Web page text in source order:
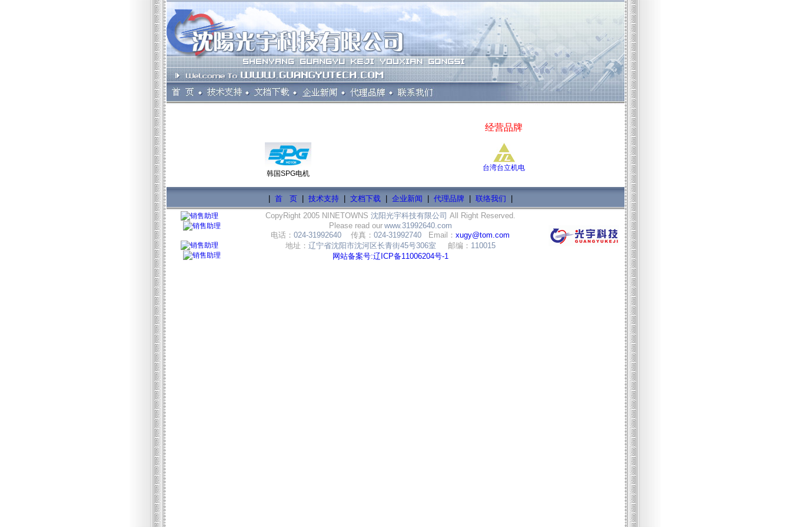
经营品牌
韩国SPG电机
台湾台立机电
首 页| 技术支持| 文档下载| 企业新闻 代理品牌 联络我们
CopyRight 2005 NINETOWNS 沈阳光宇科技有限公司 All Right Reserved.
Please read our www.31992640.com
电话： 024-31992640 传真： 024-31992740 Email： xugy@tom.com
地址： 辽宁省沈阳市沈河区长青街45号306室 邮编： 110015
网站备案号:辽ICP备11006204号-1